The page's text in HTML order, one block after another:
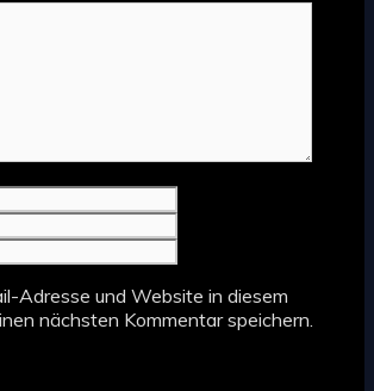
Adresse und Website in diesem
nächsten Kommentar speichern.